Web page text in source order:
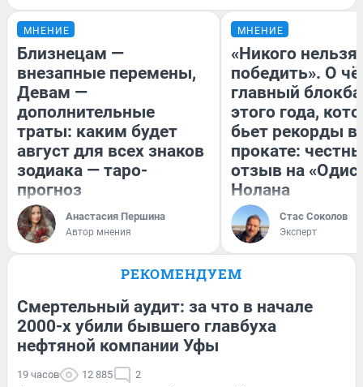
МНЕНИЕ
Близнецам —
внезапные перемены,
Девам —
дополнительные
траты: каким будет
август для всех знаков
зодиака — таро-
прогноз
Анастасия Першина
Автор мнения
МНЕНИЕ
«Никого нельзя
победить». О
главный
этого года,
бьет рекорды в
прокате:
отзыв на
Нолана
Стас Соколов
Эксперт
РЕКОМЕНДУЕМ
Смертельный аудит: за что в начале
2000-х убили бывшего главбуха
нефтяной компании Уфы
19 часов 12 885 2